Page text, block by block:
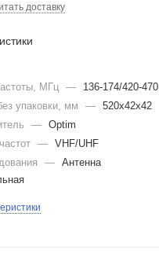
доставку
МГц
—
136-174/420-470
упаковки, мм
— 520x42x42
— Optim
— VHF/UHF
— Антенна